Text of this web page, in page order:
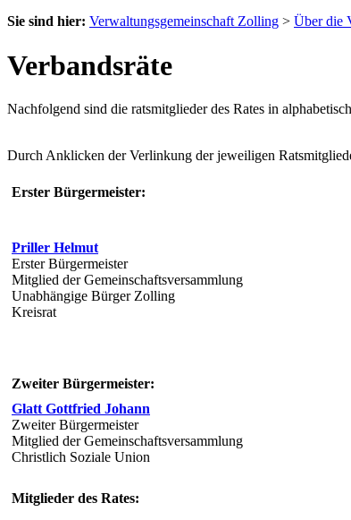
Sie sind hier: Verwaltungsgemeinschaft Zolling > Über die
Verbandsräte
Nachfolgend sind die ratsmitglieder des Rates in
Durch Anklicken der Verlinkung der jeweiligen
Erster Bürgermeister:
Priller Helmut
Erster Bürgermeister
Mitglied der Gemeinschaftsversammlung
Unabhängige Bürger Zolling
Kreisrat
Zweiter Bürgermeister:
Glatt Gottfried Johann
Zweiter Bürgermeister
Mitglied der Gemeinschaftsversammlung
Christlich Soziale Union
Mitglieder des Rates: